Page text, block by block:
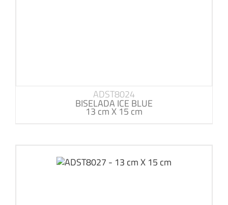
ADST8024
BISELADA ICE BLUE
13 cm X 15 cm